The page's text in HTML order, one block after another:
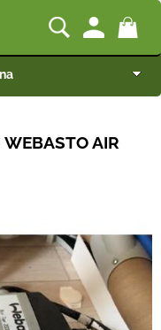
AIR